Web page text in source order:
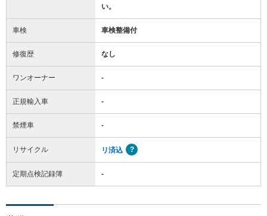
い。
車検 車検整備付
修復歴 なし
ワンオーナー -
正規輸入車 -
禁煙車 -
リサイクル リ済込
定期点検記録簿 -